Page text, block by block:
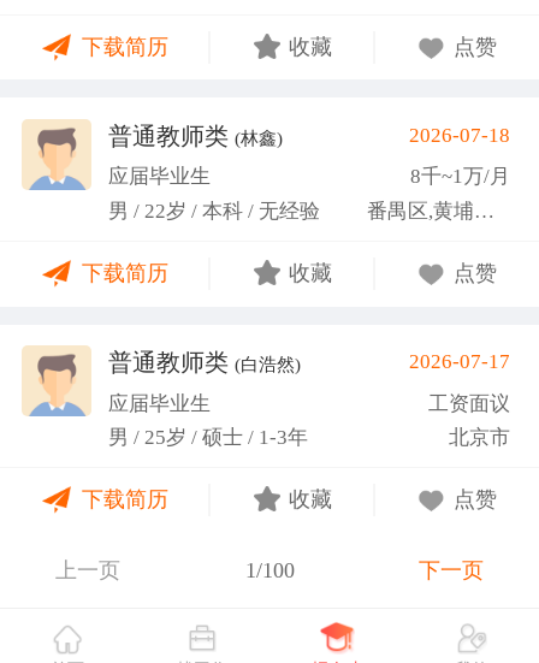
任班级生活委员与课程助管，多次组织班级篮球、羽
关活动。
下载简历 收藏 点赞
普通教师类 (林鑫)
2026-07-18
应届毕业生
8千~1万/月
男 / 22岁 / 本科 / 无经验
番禺区,黄埔区,越秀区
下载简历 收藏 点赞
普通教师类 (白浩然)
2026-07-17
应届毕业生
工资面议
男 / 25岁 / 硕士 / 1-3年
北京市
下载简历 收藏 点赞
上一页 1/100 下一页